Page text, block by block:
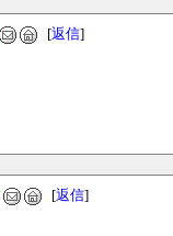
[返信]
[返信]